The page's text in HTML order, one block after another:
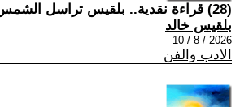
(28) قراءة نقدية.. بلقيس تراسل الشمس
بلقيس خالد
2026 / 8 / 10
الادب والفن